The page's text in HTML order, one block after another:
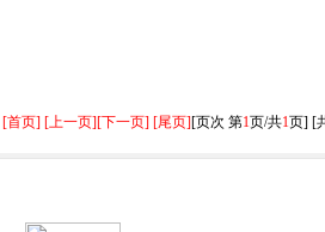
[首页] [上一页][下一页] [尾页][页次 第1页/共1页] [